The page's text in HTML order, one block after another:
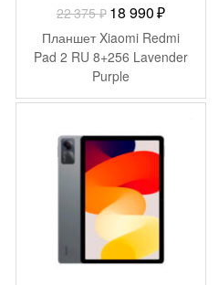
22 375₽ Первоначальная
цена
составляла
22
375 ₽.
18 990₽Текущая
цена:
18
Планшет Xiaomi Redmi
Pad 2 RU 8+256 Lavender
Purple